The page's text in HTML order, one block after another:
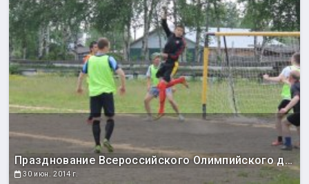
Празднование Всероссийского Олимпийского дня
30 июн. 2014 г.